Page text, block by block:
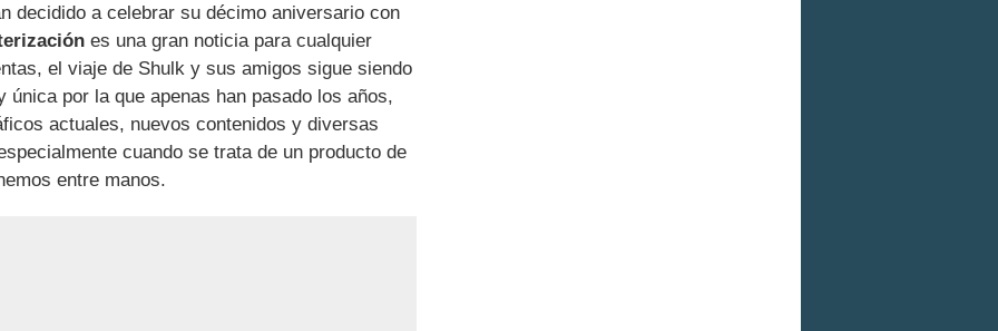
decidido a celebrar su décimo aniversario con
es una gran noticia para cualquier
el viaje de Shulk y sus amigos sigue siendo
por la que apenas han pasado los años,
actuales, nuevos contenidos y diversas
cuando se trata de un producto de
entre manos.